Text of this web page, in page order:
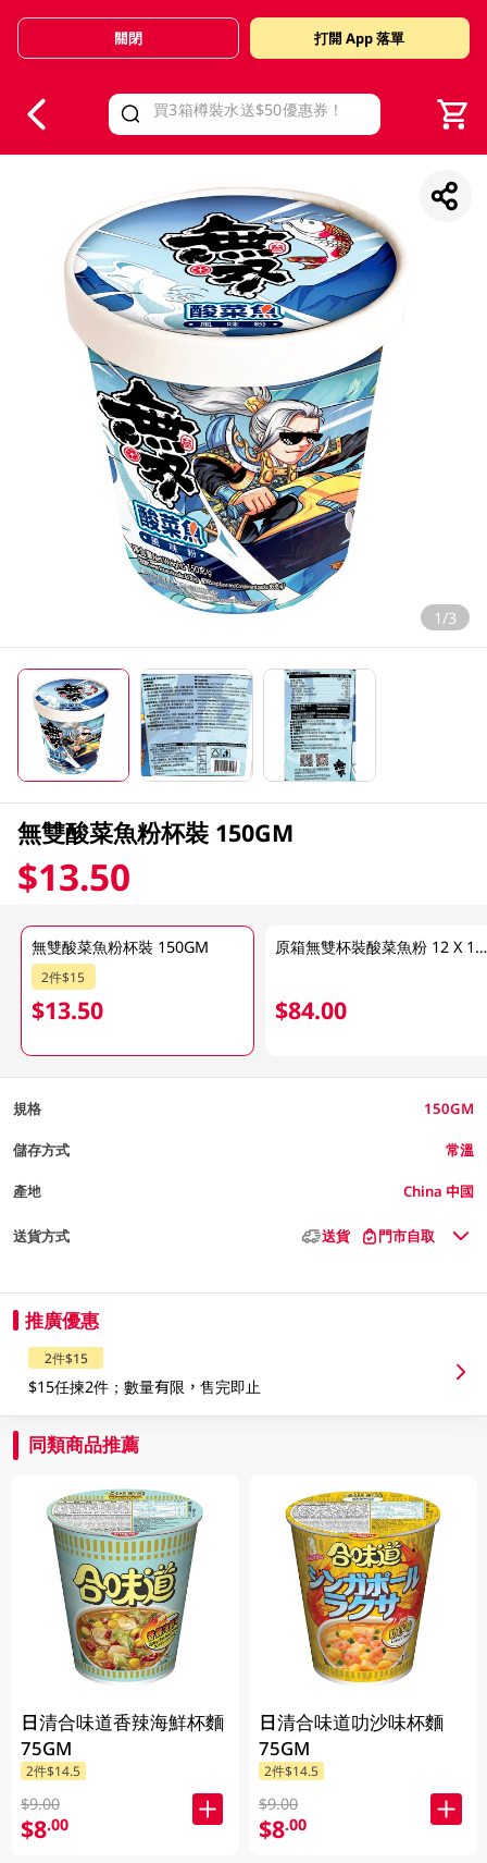
Valid Until 30 June 2026
關閉 打開 App 落單
1/3
無雙酸菜魚粉杯裝 150GM
$13.50
無雙酸菜魚粉杯裝 150GM
2件$15
$13.50
原箱無雙杯裝酸菜魚粉 12 X 150GM
$84.00
規格 150GM
儲存方式 常溫
產地 China 中國
送貨方式 送貨 門市自取
推廣優惠
2件$15
$15任揀2件；數量有限，售完即止
同類商品推薦
日清合味道香辣海鮮杯麵
75GM
2件$14.5
$9.00
$8.00
日清合味道叻沙味杯麵
75GM
2件$14.5
$9.00
$8.00